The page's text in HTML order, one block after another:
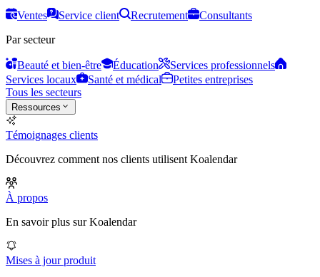
Ventes Service client Recrutement
Consultants
Par secteur
Beauté et bien-être Éducation
Services professionnels
Services locaux
Santé et médical
Petites entreprises
Tous les secteurs
Ressources
Témoignages clients
Découvrez comment nos clients utilisent Koalendar
À propos
En savoir plus sur Koalendar
Mises à jour produit